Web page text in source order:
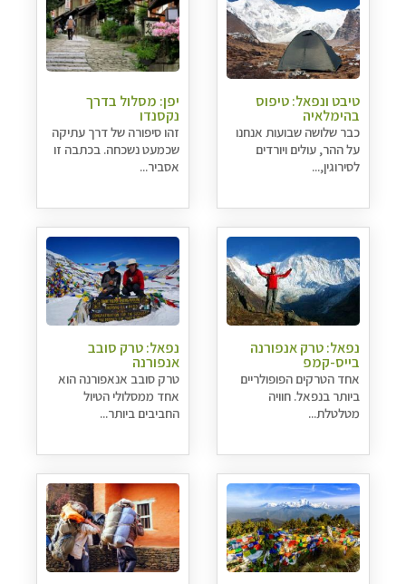
טיבט ונפאל: טיפוס
בהימלאיה
כבר שלושה שבועות אנחנו
על ההר, עולים ויורדים
לסירוגין,...
יפן: מסלול בדרך
נקסנדו
זהו סיפורה של דרך עתיקה
שכמעט נשכחה. בכתבה זו
אסביר...
נפאל: טרק אנפורנה
בייס-קמפ
אחד הטרקים הפופולריים
ביותר בנפאל. חוויה
מטלטלת...
נפאל: טרק סובב
אנפורנה
טרק סובב אנאפורנה הוא
אחד ממסלולי הטיול
החביבים ביותר...